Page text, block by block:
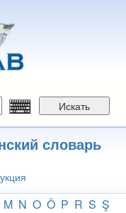
Искать
словарь
M N O Ö P R S Ş